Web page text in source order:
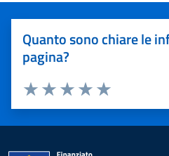
Quanto sono chiare le
pagina?
Valuta 5 stelle
Valuta 4 stelle su 5
Valuta 3 stelle su 5
Valuta 2 stelle su 5
Valuta 1 stelle su 5